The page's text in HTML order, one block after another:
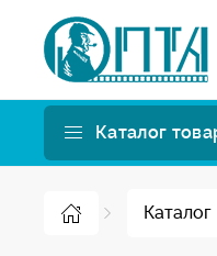
Каталог
Каталог